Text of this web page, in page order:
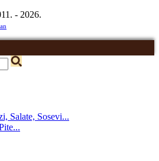
- 2026.
Salate, Sosevi...